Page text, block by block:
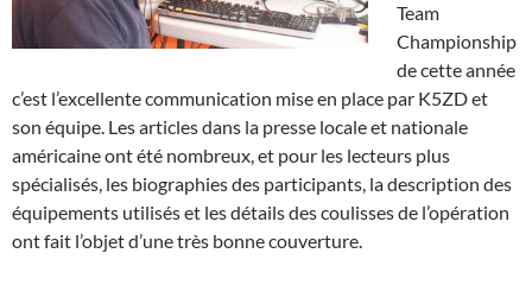
Team
Championship
de cette année
c’est l’excellente communication mise en place par K5ZD et
son équipe. Les articles dans la presse locale et nationale
américaine ont été nombreux, et pour les lecteurs plus
spécialisés, les biographies des participants, la description des
équipements utilisés et les détails des coulisses de l’opération
ont fait l’objet d’une très bonne couverture.